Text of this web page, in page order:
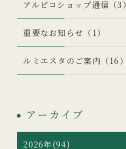
アルピコショップ通信（3）
重要なお知らせ（1）
ルミエスタのご案内（16）
アーカイブ
2026年(94)